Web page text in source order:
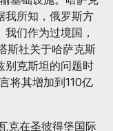
我所知，俄罗斯方
们作为过境国，
斯社关于哈萨克斯
别克斯坦的问题时
将其增加到110亿
克在圣彼得堡国际